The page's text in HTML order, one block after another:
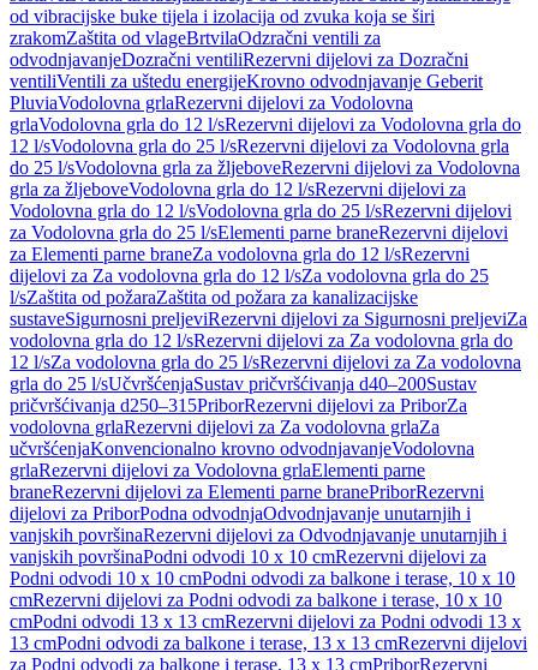
od vibracijske buke tijela i izolacija od zvuka koja se širi
zrakomZaštita od vlageBrtvilaOdzračni ventili za
odvodnjavanjeDozračni ventiliRezervni dijelovi za Dozračni
ventiliVentili za uštedu energijeKrovno odvodnjavanje Geberit
PluviaVodolovna grlaRezervni dijelovi za Vodolovna
grlaVodolovna grla do 12 l/sRezervni dijelovi za Vodolovna grla do
12 l/sVodolovna grla do 25 l/sRezervni dijelovi za Vodolovna grla
do 25 l/sVodolovna grla za žljeboveRezervni dijelovi za Vodolovna
grla za žljeboveVodolovna grla do 12 l/sRezervni dijelovi za
Vodolovna grla do 12 l/sVodolovna grla do 25 l/sRezervni dijelovi
za Vodolovna grla do 25 l/sElementi parne braneRezervni dijelovi
za Elementi parne braneZa vodolovna grla do 12 l/sRezervni
dijelovi za Za vodolovna grla do 12 l/sZa vodolovna grla do 25
l/sZaštita od požaraZaštita od požara za kanalizacijske
sustaveSigurnosni preljeviRezervni dijelovi za Sigurnosni preljeviZa
vodolovna grla do 12 l/sRezervni dijelovi za Za vodolovna grla do
12 l/sZa vodolovna grla do 25 l/sRezervni dijelovi za Za vodolovna
grla do 25 l/sUčvršćenjaSustav pričvršćivanja d40–200Sustav
pričvršćivanja d250–315PriborRezervni dijelovi za PriborZa
vodolovna grlaRezervni dijelovi za Za vodolovna grlaZa
učvršćenjaKonvencionalno krovno odvodnjavanjeVodolovna
grlaRezervni dijelovi za Vodolovna grlaElementi parne
braneRezervni dijelovi za Elementi parne branePriborRezervni
dijelovi za PriborPodna odvodnjaOdvodnjavanje unutarnjih i
vanjskih površinaRezervni dijelovi za Odvodnjavanje unutarnjih i
vanjskih površinaPodni odvodi 10 x 10 cmRezervni dijelovi za
Podni odvodi 10 x 10 cmPodni odvodi za balkone i terase, 10 x 10
cmRezervni dijelovi za Podni odvodi za balkone i terase, 10 x 10
cmPodni odvodi 13 x 13 cmRezervni dijelovi za Podni odvodi 13 x
13 cmPodni odvodi za balkone i terase, 13 x 13 cmRezervni dijelovi
za Podni odvodi za balkone i terase, 13 x 13 cmPriborRezervni